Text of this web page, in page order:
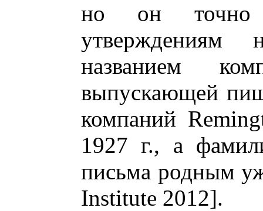
но он точно
названием
выпускающей
компаний
1927 г., а
письма родным
Institute 2012].